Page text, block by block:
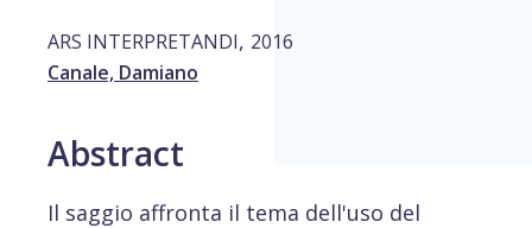
ARS INTERPRETANDI, 2016
Canale, Damiano
Abstract
Il saggio affronta il tema dell'uso del